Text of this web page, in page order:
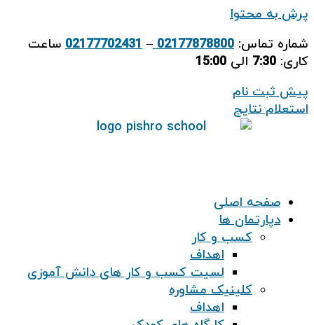
پرش به محتوا
شماره تماس: 02177878800
–
02177702431 ساعت
کاری: 7:30 الی 15:00
پیش ثبت نام
استعلام نتایج
صفحه اصلی
دپارتمان ها
کسب و کار
اهداف
لسیت کسب و کار های دانش آموزی
کلینیک مشاوره
اهداف